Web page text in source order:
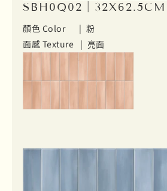
SBH0Q02｜32X62.5CM
顏色 Color | 粉
面感 Texture | 亮面